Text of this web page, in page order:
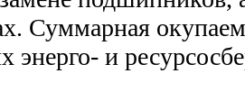
Суммарная
энерго- и